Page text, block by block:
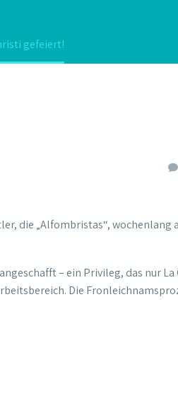
gefeiert!
die „Alfombristas“, wochenlang
– ein Privileg, das nur La
Die